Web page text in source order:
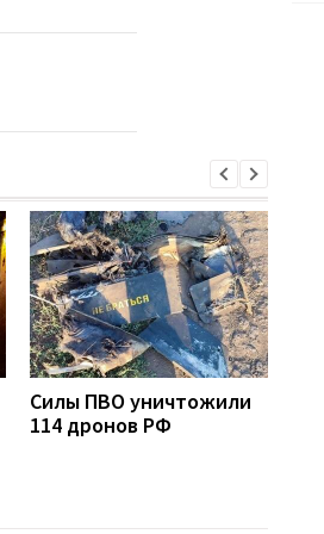
Силы ПВО уничтожили
114 дронов РФ